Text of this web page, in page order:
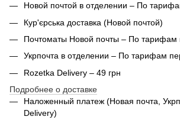
Новой почтой в отделении – По
Кур'єрська доставка (Новой почтой)
Почтоматы Новой почты – По тарифам
Укрпочта в отделении – По тарифам
Rozetka Delivery – 49 грн
Подробнее о доставке
Наложенный платеж (Новая почта,
Delivery)